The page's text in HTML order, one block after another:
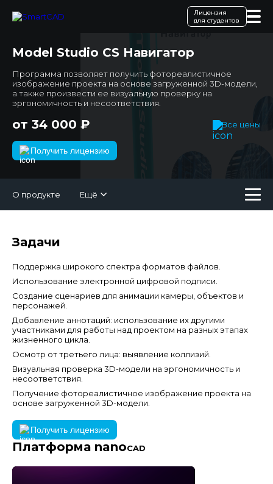
Лицензия
для студентов
Model Studio CS Навигатор
Программа позволяет получить фотореалистичное
изображение проекта на основе загруженной 3D-модели,
а также произвести ее визуальную проверку на
эргономичность и несоответствия.
от 34 000 ₽ Все цены
Получить лицензию
О продукте Ещё
Задачи
Поддержка широкого спектра форматов файлов.
Использование электронной цифровой подписи.
Создание сценариев для анимации камеры, объектов и
персонажей.
Добавление аннотаций: использование их другими
участниками для работы над проектом на разных этапах
жизненного цикла.
Осмотр от третьего лица: выявление коллизий.
Визуальная проверка 3D-модели на эргономичность и
несоответствия.
Получение фотореалистичное изображение проекта на
основе загруженной 3D-модели.
Получить лицензию
Платформа nanoCAD